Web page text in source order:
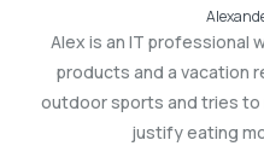
Alex is an IT professional
products and a vacation
outdoor sports and tries to
justify eating